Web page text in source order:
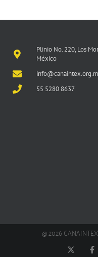
Plinio No. 220, Los
México
55 5280 8637
@ 2026